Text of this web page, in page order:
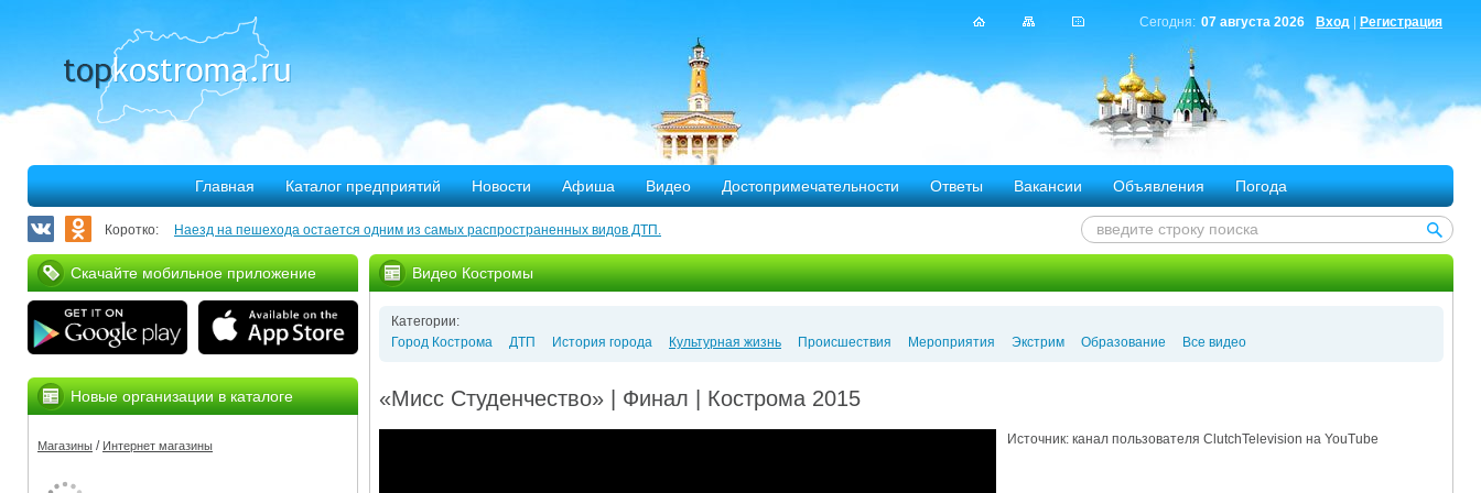
Вход Регистрация
Сегодня: 07 августа 2026
Главная Каталог предприятий Новости Афиша Видео Достопримечательности Ответы Вакансии Объявления Погода
Коротко: Наезд на пешехода остается одним из самых распространенных видов ДТП.
Запланирован ремонт более 40 километров областных дорог
В Костроме откроется выставка, посвященная 30-летию аварии на Чернобыльской АЭС
375 костромских семей улучшили свое благосостояние
Благотворительная программа «Мир без слез» приехала в Кострому.
Серьезное ДТП на Михалевском бульваре
За нарушение правил противопожарной безопасности оштрафовано 20 человек
Видео Костромы
Категории:
Город Кострома
ДТП История города Культурная жизнь Происшествия Мероприятия Экстрим Образование Все видео
«Мисс Студенчество» | Финал | Кострома 2015
Источник: канал пользователя ClutchTelevision на YouTube
Скачайте мобильное приложение
Новые организации в каталоге
Магазины / Интернет магазины